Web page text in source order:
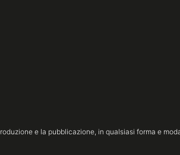
e la pubblicazione, in qualsiasi forma e